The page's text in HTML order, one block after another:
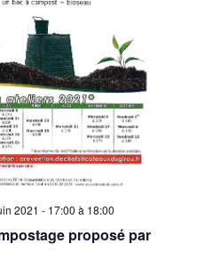
proposé par
2021 - 17:00 à 18:00